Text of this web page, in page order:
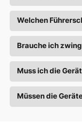
Welchen
Brauche ich
Muss ich die
Müssen die